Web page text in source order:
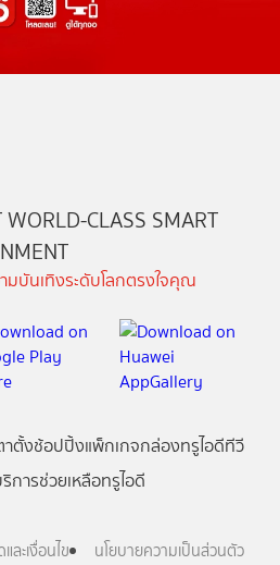
WORLD-CLASS SMART
บันเทิงระดับโลกตรงใจคุณ
ตั้งช้อปปิ้งแพ็กเกจกล่องทรูไอดีทีวี
การช่วยเหลือทรูไอดี
ละเงื่อนไข
นโยบายความเป็นส่วนตัว